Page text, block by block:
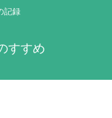
記録
すすめ